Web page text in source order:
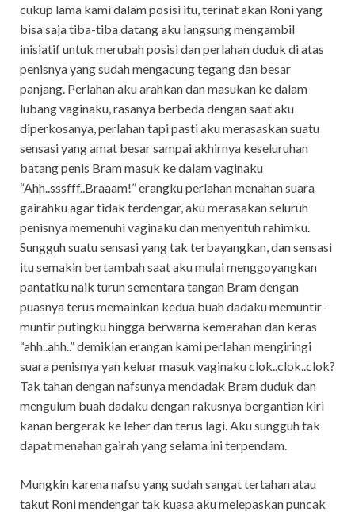
cukup lama kami dalam posisi itu, terinat akan Roni yang
bisa saja tiba-tiba datang aku langsung mengambil
inisiatif untuk merubah posisi dan perlahan duduk di atas
penisnya yang sudah mengacung tegang dan besar
panjang. Perlahan aku arahkan dan masukan ke dalam
lubang vaginaku, rasanya berbeda dengan saat aku
diperkosanya, perlahan tapi pasti aku merasaskan suatu
sensasi yang amat besar sampai akhirnya keseluruhan
batang penis Bram masuk ke dalam vaginaku
“Ahh..sssfff..Braaam!” erangku perlahan menahan suara
gairahku agar tidak terdengar, aku merasakan seluruh
penisnya memenuhi vaginaku dan menyentuh rahimku.
Sungguh suatu sensasi yang tak terbayangkan, dan sensasi
itu semakin bertambah saat aku mulai menggoyangkan
pantatku naik turun sementara tangan Bram dengan
puasnya terus memainkan kedua buah dadaku memuntir-
muntir putingku hingga berwarna kemerahan dan keras
“ahh..ahh..” demikian erangan kami perlahan mengiringi
suara penisnya yan keluar masuk vaginaku clok..clok..clok?
Tak tahan dengan nafsunya mendadak Bram duduk dan
mengulum buah dadaku dengan rakusnya bergantian kiri
kanan bergerak ke leher dan terus lagi. Aku sungguh tak
dapat menahan gairah yang selama ini terpendam.
Mungkin karena nafsu yang sudah sangat tertahan atau
takut Roni mendengar tak kuasa aku melepaskan puncak